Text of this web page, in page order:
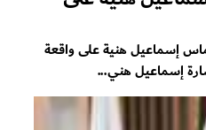
إسماعيل هنية على واقعة
سارة إسماعيل هني...